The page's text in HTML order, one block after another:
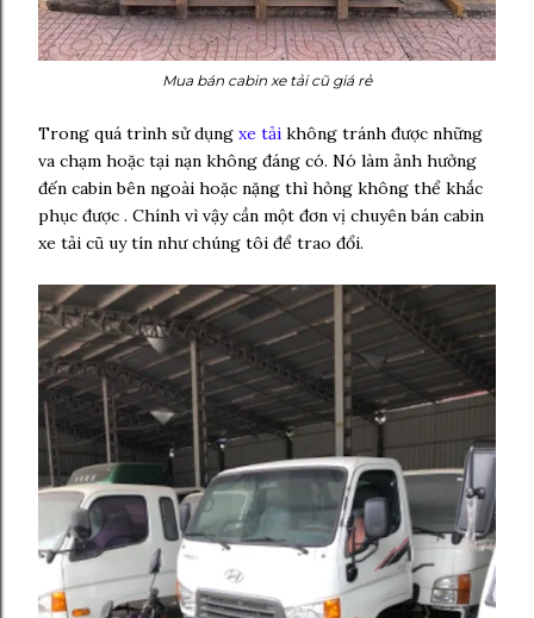
Mua bán cabin xe tải cũ giá rẻ
Trong quá trình sử dụng xe tải không tránh được những
va chạm hoặc tại nạn không đáng có. Nó làm ảnh hưởng
đến cabin bên ngoài hoặc nặng thì hỏng không thể khắc
phục được . Chính vì vậy cần một đơn vị chuyên bán cabin
xe tải cũ uy tín như chúng tôi để trao đổi.